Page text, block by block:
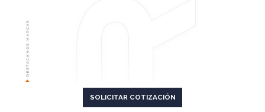
SOLICITAR COTIZACIÓN